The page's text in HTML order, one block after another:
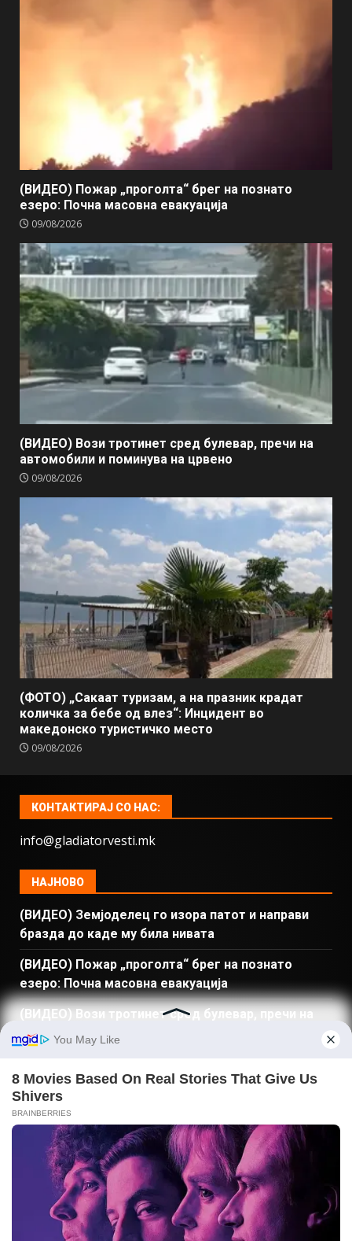
(ВИДЕО) Пожар „проголта“ брег на познато
езеро: Почна масовна евакуација
09/08/2026
(ВИДЕО) Вози тротинет сред булевар, пречи на
автомобили и поминува на црвено
09/08/2026
(ФОТО) „Сакаат туризам, а на празник крадат
количка за бебе од влез“: Инцидент во
македонско туристичко место
09/08/2026
КОНТАКТИРАЈ СО НАС:
info@gladiatorvesti.mk
НАЈНОВО
(ВИДЕО) Земјоделец го изора патот и направи
бразда до каде му била нивата
(ВИДЕО) Пожар „проголта“ брег на познато
езеро: Почна масовна евакуација
(ВИДЕО) Вози тротинет сред булевар, пречи на
автомобили и поминува на црвено
количка за бебе од влез“: Инцидент во
македонско туристичко место
(ВИДЕО) Познат чиј е дронот кој падна и ќе
направеше хаварија во Бугарија
ПРЕБАРАЈ